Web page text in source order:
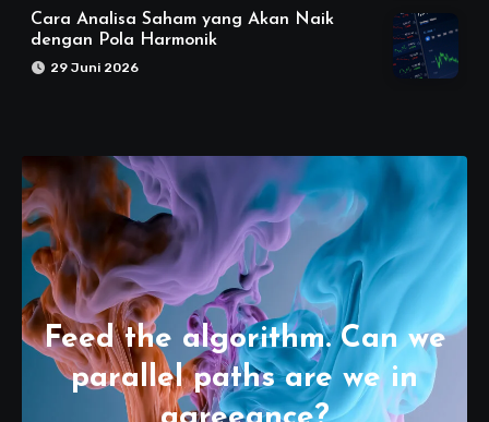
Cara Analisa Saham yang Akan Naik
dengan Pola Harmonik
29 Juni 2026
Feed the algorithm. Can we
parallel paths are we in